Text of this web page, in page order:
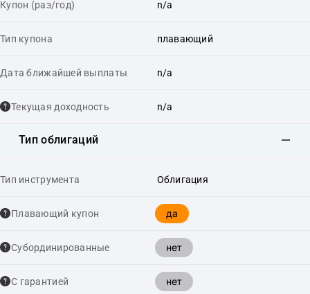
Купон (раз/год) n/a
Тип купона плавающий
Дата ближайшей выплаты n/a
Текущая доходность n/a
Тип облигаций
Тип инструмента Облигация
Плавающий купон да
Cубординированные нет
С гарантией нет